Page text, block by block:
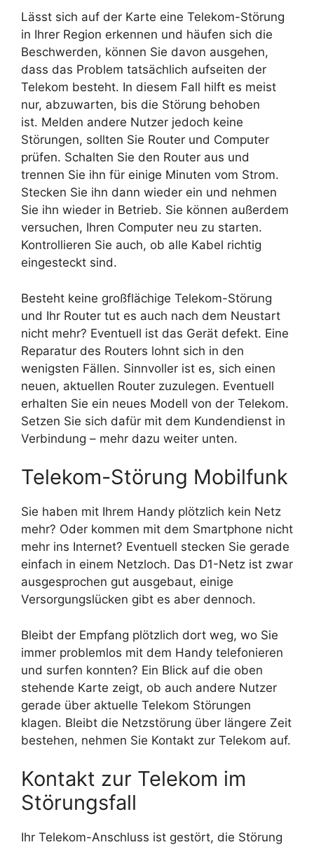
Lässt sich auf der Karte eine Telekom-Störung
in Ihrer Region erkennen und häufen sich die
Beschwerden, können Sie davon ausgehen,
dass das Problem tatsächlich aufseiten der
Telekom besteht. In diesem Fall hilft es meist
nur, abzuwarten, bis die Störung behoben
ist. Melden andere Nutzer jedoch keine
Störungen, sollten Sie Router und Computer
prüfen. Schalten Sie den Router aus und
trennen Sie ihn für einige Minuten vom Strom.
Stecken Sie ihn dann wieder ein und nehmen
Sie ihn wieder in Betrieb. Sie können außerdem
versuchen, Ihren Computer neu zu starten.
Kontrollieren Sie auch, ob alle Kabel richtig
eingesteckt sind.
Besteht keine großflächige Telekom-Störung
und Ihr Router tut es auch nach dem Neustart
nicht mehr? Eventuell ist das Gerät defekt. Eine
Reparatur des Routers lohnt sich in den
wenigsten Fällen. Sinnvoller ist es, sich einen
neuen, aktuellen Router zuzulegen. Eventuell
erhalten Sie ein neues Modell von der Telekom.
Setzen Sie sich dafür mit dem Kundendienst in
Verbindung – mehr dazu weiter unten.
Telekom-Störung Mobilfunk
Sie haben mit Ihrem Handy plötzlich kein Netz
mehr? Oder kommen mit dem Smartphone nicht
mehr ins Internet? Eventuell stecken Sie gerade
einfach in einem Netzloch. Das D1-Netz ist zwar
ausgesprochen gut ausgebaut, einige
Versorgungslücken gibt es aber dennoch.
Bleibt der Empfang plötzlich dort weg, wo Sie
immer problemlos mit dem Handy telefonieren
und surfen konnten? Ein Blick auf die oben
stehende Karte zeigt, ob auch andere Nutzer
gerade über aktuelle Telekom Störungen
klagen. Bleibt die Netzstörung über längere Zeit
bestehen, nehmen Sie Kontakt zur Telekom auf.
Kontakt zur Telekom im
Störungsfall
Ihr Telekom-Anschluss ist gestört, die Störung